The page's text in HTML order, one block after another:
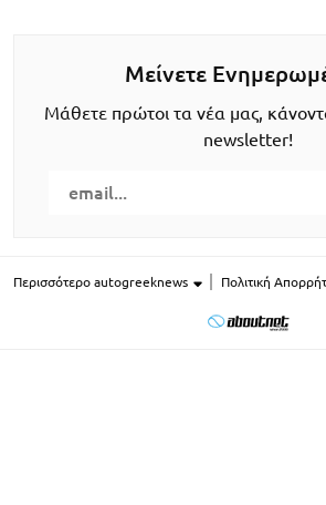
Μείνετε
Μάθετε πρώτοι τα νέα μας,
newsletter!
Περισσότερο autogreeknews Πολιτική